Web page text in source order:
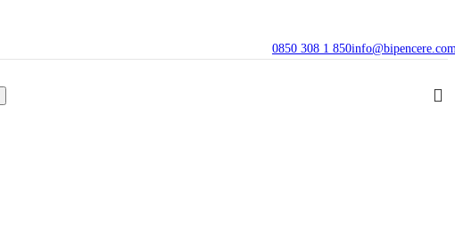
0850 308 1 850